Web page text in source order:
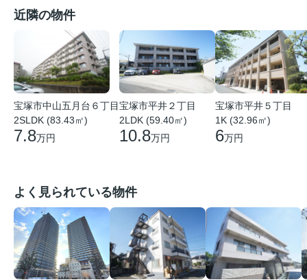
近隣の物件
宝塚市中山五月台６丁目
2SLDK (83.43㎡)
7.8万円
宝塚市平井２丁目
2LDK (59.40㎡)
10.8万円
宝塚市平井５丁目
1K (32.96㎡)
6万円
よく見られている物件